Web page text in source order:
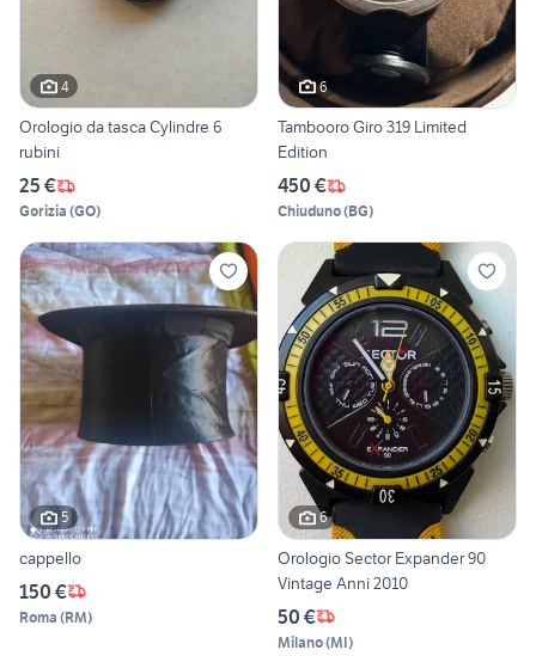
4
Orologio da tasca Cylindre 6
rubini
25 €
Gorizia (GO)
6
Tambooro Giro 319 Limited
Edition
450 €
Chiuduno(BG)
5
cappello
150 €
Roma (RM)
6
Orologio Sector Expander 90
Vintage Anni 2010
50 €
Milano(MI)